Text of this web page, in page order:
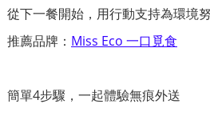
從下一餐開始，用行動支持為環境
推薦品牌： Miss Eco 一口覓食
簡單4步驟，一起體驗無痕外送